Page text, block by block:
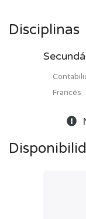
Disciplinas
Francês